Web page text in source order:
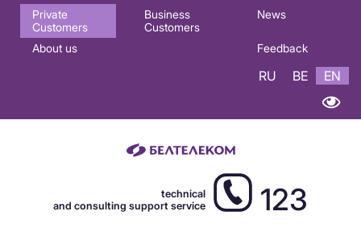
Основная
навигация
Private
Customers
Business
Customers
News
About us Feedback
RU BE EN
technical
and consulting support service
123